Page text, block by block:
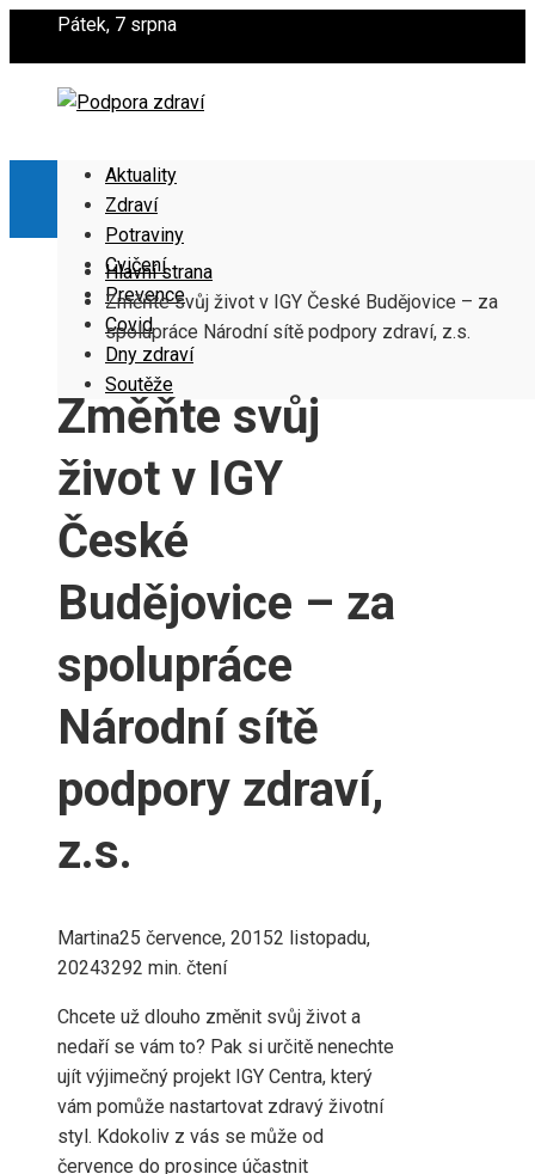
Pátek, 7 srpna
Aktuality
Zdraví
Potraviny
Cvičení
Prevence
Covid
Dny zdraví
Soutěže
Hlavní strana
Změňte svůj život v IGY České Budějovice – za
spolupráce Národní sítě podpory zdraví, z.s.
Změňte svůj
život v IGY
České
Budějovice – za
spolupráce
Národní sítě
podpory zdraví,
z.s.
Martina25 července, 20152 listopadu,
20243292 min. čtení
Chcete už dlouho změnit svůj život a
nedaří se vám to? Pak si určitě nenechte
ujít výjimečný projekt IGY Centra, který
vám pomůže nastartovat zdravý životní
styl. Kdokoliv z vás se může od
července do prosince účastnit